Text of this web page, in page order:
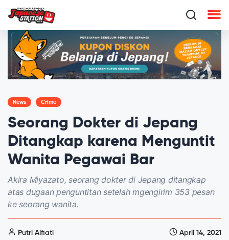
News Crime
Seorang Dokter di Jepang
Ditangkap karena Menguntit
Wanita Pegawai Bar
Akira Miyazato, seorang dokter di Jepang ditangkap
atas dugaan penguntitan setelah mgengirim 353 pesan
ke seorang wanita.
Putri Alfiati April 14, 2021